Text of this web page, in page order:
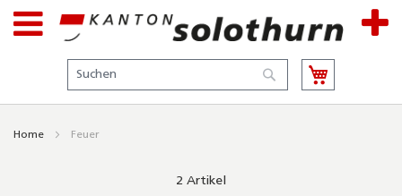
Suche
Suche
Home Feuer
2 Artikel